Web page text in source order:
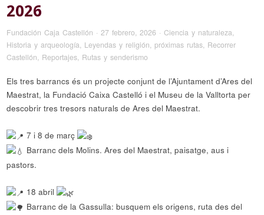
2026
Fundación Caja Castellón ·27 febrero, 2026 ·Ciencia y naturaleza,
Historia y arqueología, Leyendas y religión, próximas rutas, Recorrer
Castellón, Reportajes, Rutas y senderismo
Els tres barrancs és un projecte conjunt de l’Ajuntament d’Ares del
Maestrat, la Fundació Caixa Castelló i el Museu de la Valltorta per
descobrir tres tresors naturals de Ares del Maestrat.
7 i 8 de març
Barranc dels Molins. Ares del Maestrat, paisatge, aus i
pastors.
18 abril
Barranc de la Gassulla: busquem els origens, ruta des del